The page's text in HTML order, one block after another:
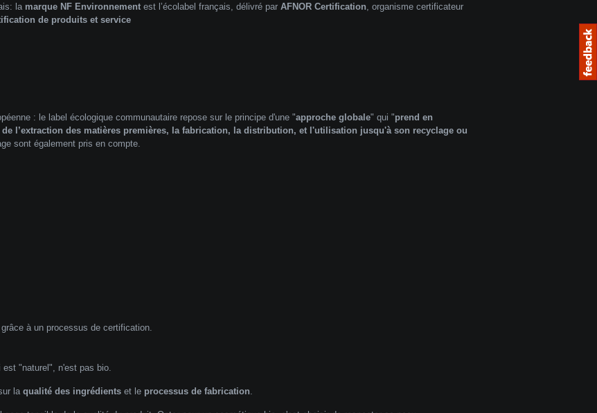
la marque NF Environnement est l’écolabel français, délivré par AFNOR Certification, organisme certificateur
de produits et service
: le label écologique communautaire repose sur le principe d'une "approche globale" qui "prend en
l’extraction des matières premières, la fabrication, la distribution, et l'utilisation jusqu'à son recyclage ou
sont également pris en compte.
à un processus de certification.
"naturel", n'est pas bio.
la qualité des ingrédients et le processus de fabrication.